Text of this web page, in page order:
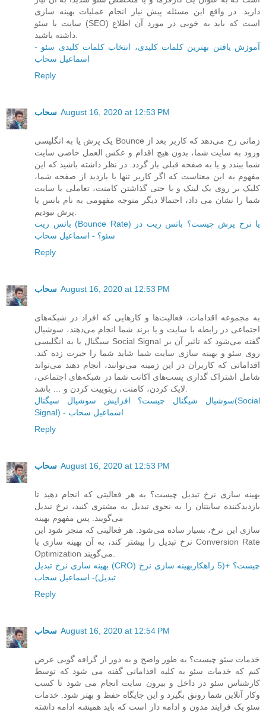
دارید. در واقع این مسئله پیش نیاز انجام عملیات بهینه سازی
سایت یا سئو (SEO) است که باید به خوبی در مورد آن اطلاع
آموزش یافتن بهترین کلمات کلیدی، انتخاب کلمات کلیدی سئو -
اسماعیل سحاب
Reply
سحاب August 16, 2020 at 12:53 PM
یک پرش یا به انگلیسی Bounce زمانی رخ می‌دهد که کاربر بعد از
ورود به سایت شما، بدون هیچ اقدام و عکس العمل خاصی سایت
شما ببندد و یا به صفحه قبلی باز گردد. در نظر داشته باشید که این
مفهوم به این معناست که اگر کاربر تنها با بازدید از صفحه شما،
کلیک بر روی یک لینک و یا حتی گذاشتن کامنت، تعاملی با سایت
شما را نشان می داد، احتمالا دیگر متوجه مفهومی به نام بانس یا
بانس ریت (Bounce Rate) یا نرخ پرش چیست؟ بانس ریت در
سئو؟ - اسماعیل سحاب
Reply
سحاب August 16, 2020 at 12:53 PM
به مجموعه اقدامات، فعالیت‌ها و کارهایی که افراد در شبکه‌های
اجتماعی در رابطه با سایت و یا برند شما انجام می‌دهند، سوشیال
سیگنال یا به انگلیسی Social Signal گفته می‌شود که تاثیر آن بر
روی سئو و بهینه سازی سایت شما شاید شما را حیرت زده کند.
اقداماتی که کاربران در این زمینه می‌توانند، انجام دهند می‌تواند
شامل اشتراک گذاری پست‌های اکانت شما در شبکه‌های اجتماعی،
سوشیال شیگنال چیست؟ افزایش سوشیال سیگنال(Social
Signal) - اسماعیل سحاب
Reply
سحاب August 16, 2020 at 12:53 PM
بهینه سازی نرخ تبدیل چیست؟ به هر فعالیتی که انجام دهید تا
بازدیدکننده سایتتان را به نحوی تبدیل به مشتری کنید، نرخ تبدیل
می‌گویند. پس مفهوم بهینه
سازی این نرخ، بسیار ساده می‌شود. هر فعالیتی که منجر شود این
نرخ تبدیل را بیشتر کند، به آن بهینه سازی یا Conversion Rate
بهینه سازی نرخ تبدیل (CRO) چیست؟ +(5 راهکاربهینه سازی نرخ
تبدیل)- اسماعیل سحاب
Reply
سحاب August 16, 2020 at 12:54 PM
خدمات سئو چیست؟ به طور واضح و به دور از گزافه گویی عرض
کنم که خدمات سئو به کلیه اقداماتی گفته می شود که توسط
کارشناس سئو در داخل و بیرون سایت انجام می شود تا کسب
وکار آنلاین شما رونق بگیرد و این جایگاه حفظ و بهتر شود. خدمات
سئو یک فرایند مدون و ادامه دار است که باید همیشه ادامه داشته